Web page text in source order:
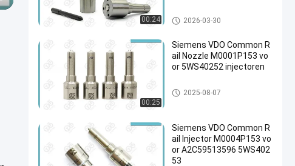
00:24 Siemens Vdo-mondstuk
2026-03-30
00:25
Siemens VDO Common R
ail Nozzle M0001P153 vo
or 5WS40252 injectoren
Siemens Vdo-mondstuk
2025-08-07
Siemens VDO Common R
ail Injector M0004P153 vo
or A2C59513596 5WS402
53